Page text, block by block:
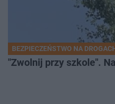
BEZPIECZEŃSTWO NA
"Zwolnij przy szkole".